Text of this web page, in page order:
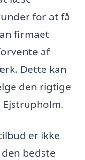
for at få
firmaet
af
Dette kan
den rigtige
er ikke
bedste